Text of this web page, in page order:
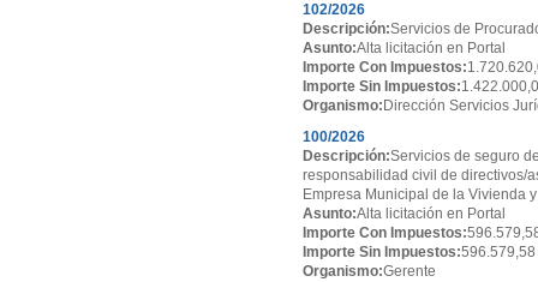
102/2026
Descripción:Servicios de
Asunto:Alta licitación en Portal
Importe Con Impuestos:
Importe Sin Impuestos:
Organismo: Dirección Servicios
100/2026
Descripción:Servicios de seguro
responsabilidad civil de directivos/
Empresa Municipal de la Vivienda
Asunto:Alta licitación en Portal
Importe Con Impuestos:
Importe Sin Impuestos:596.579,58
Organismo:Gerente